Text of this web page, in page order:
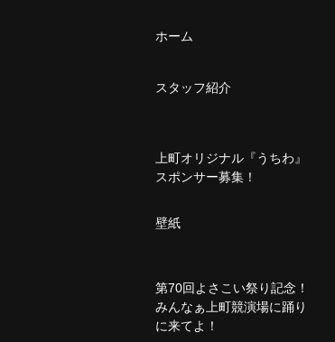
ホーム
スタッフ紹介
上町オリジナル『うちわ』
スポンサー募集！
壁紙
第70回よさこい祭り記念！
みんなぁ上町競演場に踊り
に来てよ！